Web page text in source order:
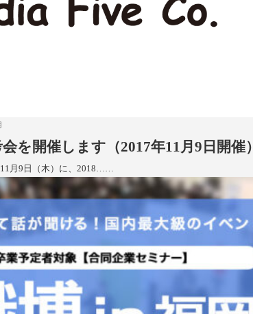
を開催します（2017年11月9日開催）
月9日（木）に、2018……